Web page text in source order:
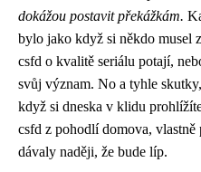
dokážou postavit překážkám.
bylo jako když si někdo musel
csfd o kvalitě seriálu potají,
svůj význam. No a tyhle
když si dneska v klidu
csfd z pohodlí domova,
dávaly naději, že bude líp.